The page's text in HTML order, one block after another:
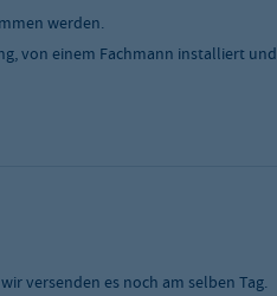
werden.
von einem Fachmann installiert und
versenden es noch am selben Tag.